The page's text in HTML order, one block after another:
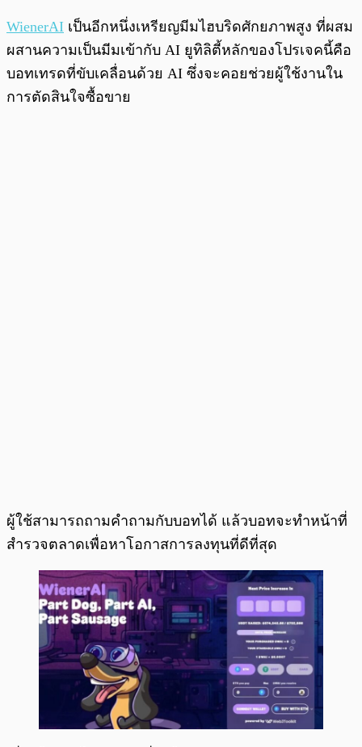
WienerAI เป็นอีกหนึ่งเหรียญมีมไฮบริดศักยภาพสูง ที่ผสม
ผสานความเป็นมีมเข้ากับ AI ยูทิลิตี้หลักของโปรเจคนี้คือ
บอทเทรดที่ขับเคลื่อนด้วย AI ซึ่งจะคอยช่วยผู้ใช้งานใน
การตัดสินใจซื้อขาย
ผู้ใช้สามารถถามคำถามกับบอทได้ แล้วบอทจะทำหน้าที่
สำรวจตลาดเพื่อหาโอกาสการลงทุนที่ดีที่สุด